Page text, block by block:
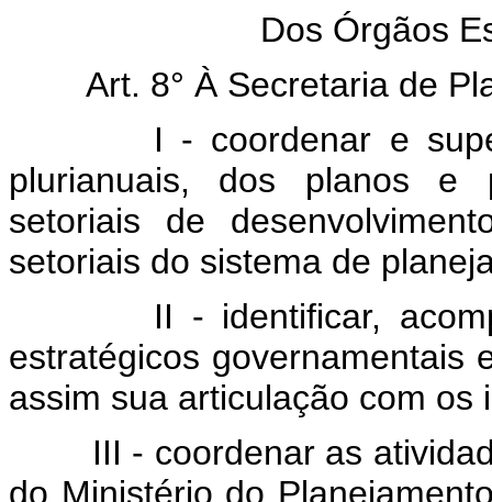
Dos Órgãos
Art. 8° À Secretaria de
I - coordenar e
plurianuais, dos planos e
setoriais de
setoriais do sistema de
II - identificar,
estratégicos governamentais
assim sua articulação com os
III - coordenar as
do Ministério do